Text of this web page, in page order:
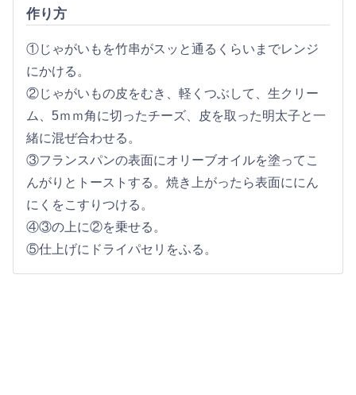
作り方
①じゃがいもを竹串がスッと通るくらいまでレンジ
にかける。
②じゃがいもの皮をむき、軽くつぶして、生クリー
ム、5ｍｍ角に切ったチーズ、皮を取った明太子と一
緒に混ぜ合わせる。
③フランスパンの表面にオリーブオイルを塗ってこ
んがりとトーストする。焼き上がったら表面ににん
にくをこすりつける。
④③の上に②を乗せる。
⑤仕上げにドライパセリをふる。